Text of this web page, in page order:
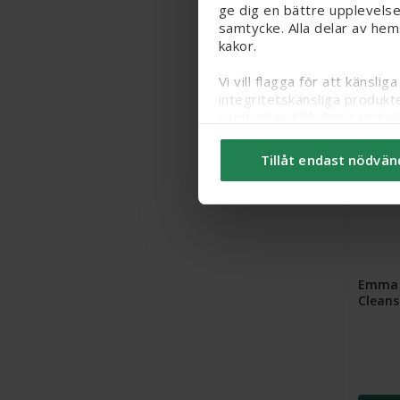
ge dig en bättre
samtycke. Alla delar av
kakor.
Vi vill flagga för att
integritetskänsliga
Du kan ändra/dra tillbaka
här.
Tillåt endast